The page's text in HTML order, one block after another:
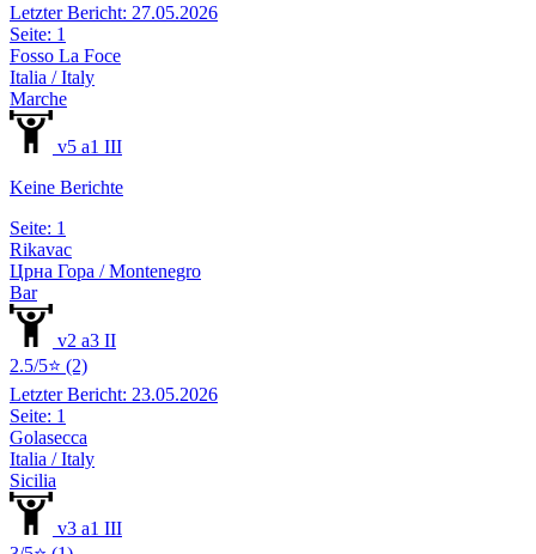
Letzter Bericht: 27.05.2026
Seite: 1
Fosso La Foce
Italia / Italy
Marche
v5 a1 III
Keine Berichte
Seite: 1
Rikavac
Црна Гора / Montenegro
Bar
v2 a3 II
2.5/5⭐ (2)
Letzter Bericht: 23.05.2026
Seite: 1
Golasecca
Italia / Italy
Sicilia
v3 a1 III